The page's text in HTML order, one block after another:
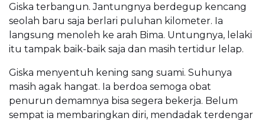
Giska terbangun. Jantungnya berdegup kencang
seolah baru saja berlari puluhan kilometer. Ia
langsung menoleh ke arah Bima. Untungnya, lelaki
itu tampak baik-baik saja dan masih tertidur lelap.
Giska menyentuh kening sang suami. Suhunya
masih agak hangat. Ia berdoa semoga obat
penurun demamnya bisa segera bekerja. Belum
sempat ia membaringkan diri, mendadak terdengar